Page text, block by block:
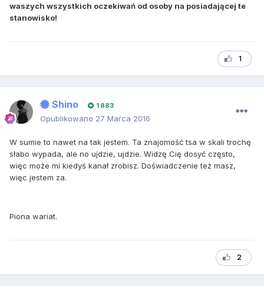
waszych wszystkich oczekiwań od osoby na posiadającej te
stanowisko!
1
Shino 1 883
Opublikowano 27 Marca 2016
W sumie to nawet na tak jestem. Ta znajomość tsa w skali trochę
słabo wypada, ale no ujdzie, ujdzie. Widzę Cię dosyć często,
więc może mi kiedyś kanał zrobisz. Doświadczenie też masz,
więc jestem za.
Piona wariat.
2